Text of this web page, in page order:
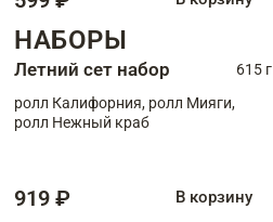
НАБОРЫ
Летний сет набор
615 г
ролл Калифорния, ролл Мияги,
ролл Нежный краб
919 ₽ В корзину